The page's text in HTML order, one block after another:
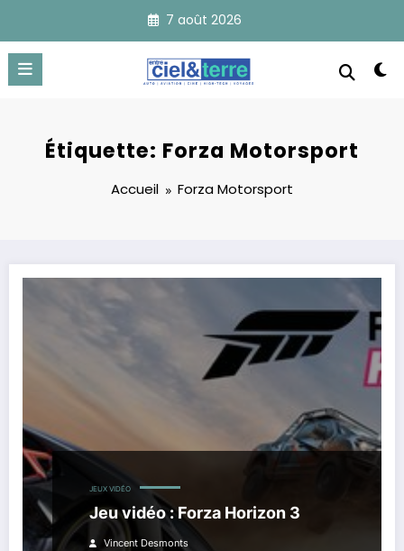
contenu
7 août 2026
Étiquette: Forza Motorsport
Accueil Forza Motorsport
JEUX VIDÉO
Jeu vidéo : Forza Horizon 3
Vincent Desmonts